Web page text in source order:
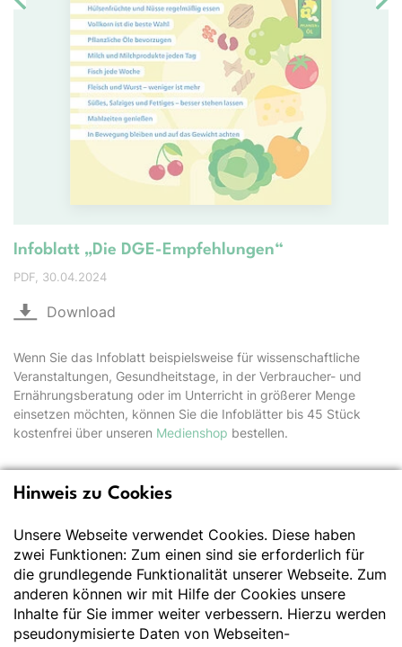
Infoblatt „Die DGE-Empfehlungen“
PDF 30.04.2024
Download
Wenn Sie das Infoblatt beispielsweise für wissenschaftliche
Veranstaltungen, Gesundheitstage, in der Verbraucher- und
Ernährungsberatung oder im Unterricht in größerer Menge
einsetzen möchten, können Sie die Infoblätter bis 45 Stück
kostenfrei über unseren Medienshop bestellen.
für Ernährung e.V.
Der Wissenschaft verpflichtet - Ihre Partnerin für
Essen und Trinken
Deutsche Gesellschaft für Ernährung e. V.
Hinweis zu Cookies
Unsere Webseite verwendet Cookies. Diese haben
zwei Funktionen: Zum einen sind sie erforderlich für
die grundlegende Funktionalität unserer Webseite. Zum
anderen können wir mit Hilfe der Cookies unsere
Inhalte für Sie immer weiter verbessern. Hierzu werden
pseudonymisierte Daten von Webseiten-